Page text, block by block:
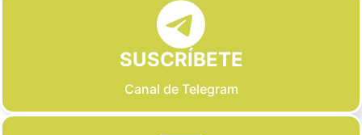
SUSCRÍBETE
Canal de Telegram